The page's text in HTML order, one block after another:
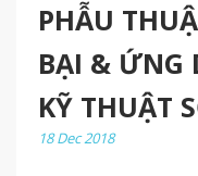
PHẪU
BẠI & ỨNG
KỸ THUẬT
18 Dec 2018